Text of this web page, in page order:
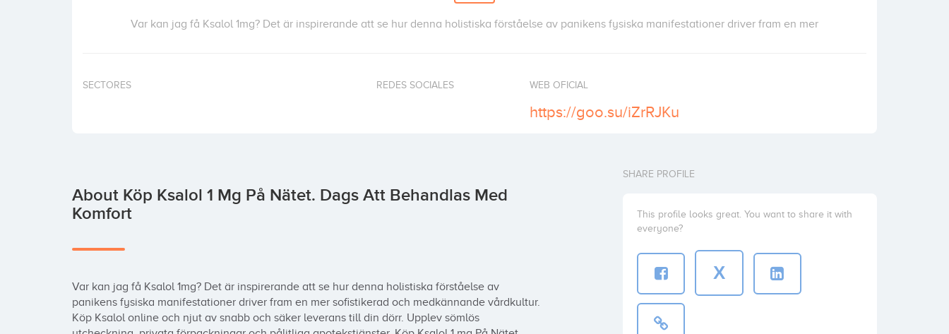
Var kan jag få Ksalol 1mg? Det är inspirerande att se hur denna holistiska förståelse av panikens fysiska manifestationer driver fram en mer
SECTORES REDES SOCIALES WEB OFICIAL
https://goo.su/iZrRJKu
About Köp Ksalol 1 Mg På Nätet. Dags Att Behandlas Med
Komfort
Var kan jag få Ksalol 1mg? Det är inspirerande att se hur denna holistiska förståelse av
panikens fysiska manifestationer driver fram en mer sofistikerad och medkännande vårdkultur.
Köp Ksalol online och njut av snabb och säker leverans till din dörr. Upplev sömlös
SHARE PROFILE
This profile looks great. You want to share it with
everyone?
X